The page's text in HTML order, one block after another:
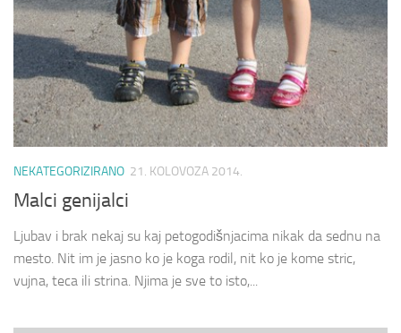
NEKATEGORIZIRANO 21. KOLOVOZA 2014.
Malci genijalci
Ljubav i brak nekaj su kaj petogodišnjacima nikak da sednu na
mesto. Nit im je jasno ko je koga rodil, nit ko je kome stric,
vujna, teca ili strina. Njima je sve to isto,...